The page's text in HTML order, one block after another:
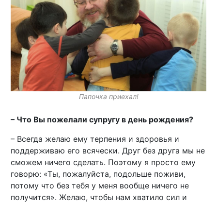
Папочка приехал!
– Что Вы пожелали супругу в день рождения?
– Всегда желаю ему терпения и здоровья и
поддерживаю его всячески. Друг без друга мы не
сможем ничего сделать. Поэтому я просто ему
говорю: «Ты, пожалуйста, подольше поживи,
потому что без тебя у меня вообще ничего не
получится». Желаю, чтобы нам хватило сил и